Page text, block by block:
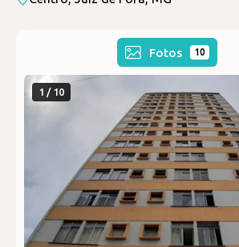
Fotos 10
1 / 10